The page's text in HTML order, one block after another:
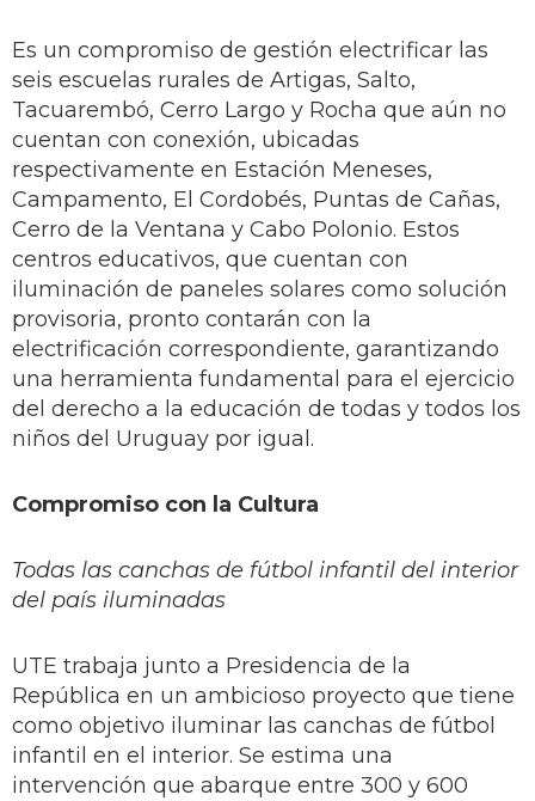
Es un compromiso de gestión electrificar las
seis escuelas rurales de Artigas, Salto,
Tacuarembó, Cerro Largo y Rocha que aún no
cuentan con conexión, ubicadas
respectivamente en Estación Meneses,
Campamento, El Cordobés, Puntas de Cañas,
Cerro de la Ventana y Cabo Polonio. Estos
centros educativos, que cuentan con
iluminación de paneles solares como solución
provisoria, pronto contarán con la
electrificación correspondiente, garantizando
una herramienta fundamental para el ejercicio
del derecho a la educación de todas y todos los
niños del Uruguay por igual.
Compromiso con la Cultura
Todas las canchas de fútbol infantil del interior
del país iluminadas
UTE trabaja junto a Presidencia de la
República en un ambicioso proyecto que tiene
como objetivo iluminar las canchas de fútbol
infantil en el interior. Se estima una
intervención que abarque entre 300 y 600